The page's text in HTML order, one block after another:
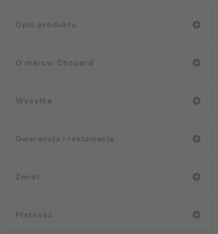
Opis produktu
O marce: Chopard
Wysyłka
Gwarancja i reklamacje
Zwrot
Płatność